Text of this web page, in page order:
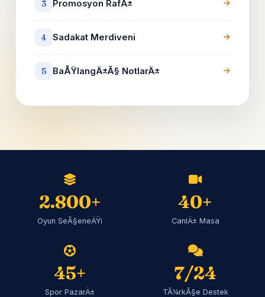
3 Promosyon RafÄ±
4 Sadakat Merdiveni
5 BaÅŸlangÄ±Ã§ NotlarÄ±
2.800+
Oyun SeÃ§eneÄŸi
40+
CanlÄ± Masa
45+
Spor PazarÄ±
7/24
TÃ¼rkÃ§e Destek